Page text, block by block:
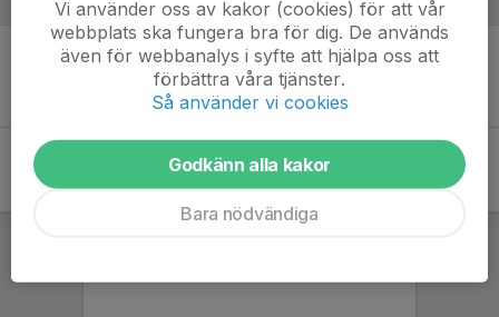
Inget referat skrivet
Vi använder oss av kakor (cookies) för att vår
webbplats ska fungera bra för dig. De används
även för webbanalys i syfte att hjälpa oss att
förbättra våra tjänster.
Så använder vi cookies
Godkänn alla kakor
Bara nödvändiga